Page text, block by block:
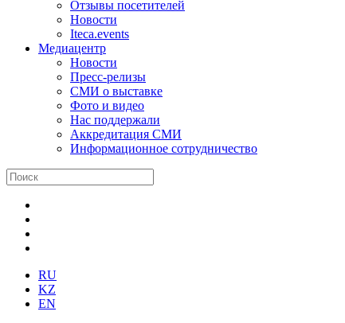
Отзывы посетителей
Новости
Iteca.events
Медиацентр
Новости
Пресс-релизы
СМИ о выставке
Фото и видео
Нас поддержали
Аккредитация СМИ
Информационное сотрудничество
RU
KZ
EN